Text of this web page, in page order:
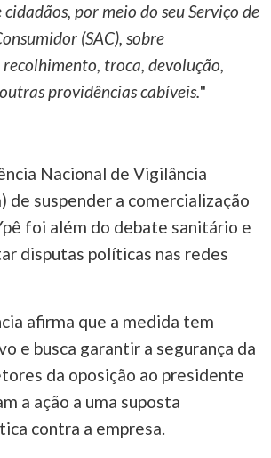
por meio do seu Serviço de
(SAC), sobre
troca, devolução,
providências cabíveis."
Nacional de Vigilância
de suspender a comercialização
foi além do debate sanitário e
disputas políticas nas redes
afirma que a medida tem
e busca garantir a segurança da
da oposição ao presidente
a ação a uma suposta
contra a empresa.